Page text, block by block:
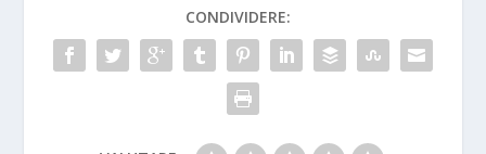
CONDIVIDERE: